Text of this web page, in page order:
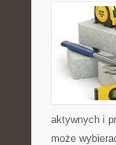
aktywnych i
może